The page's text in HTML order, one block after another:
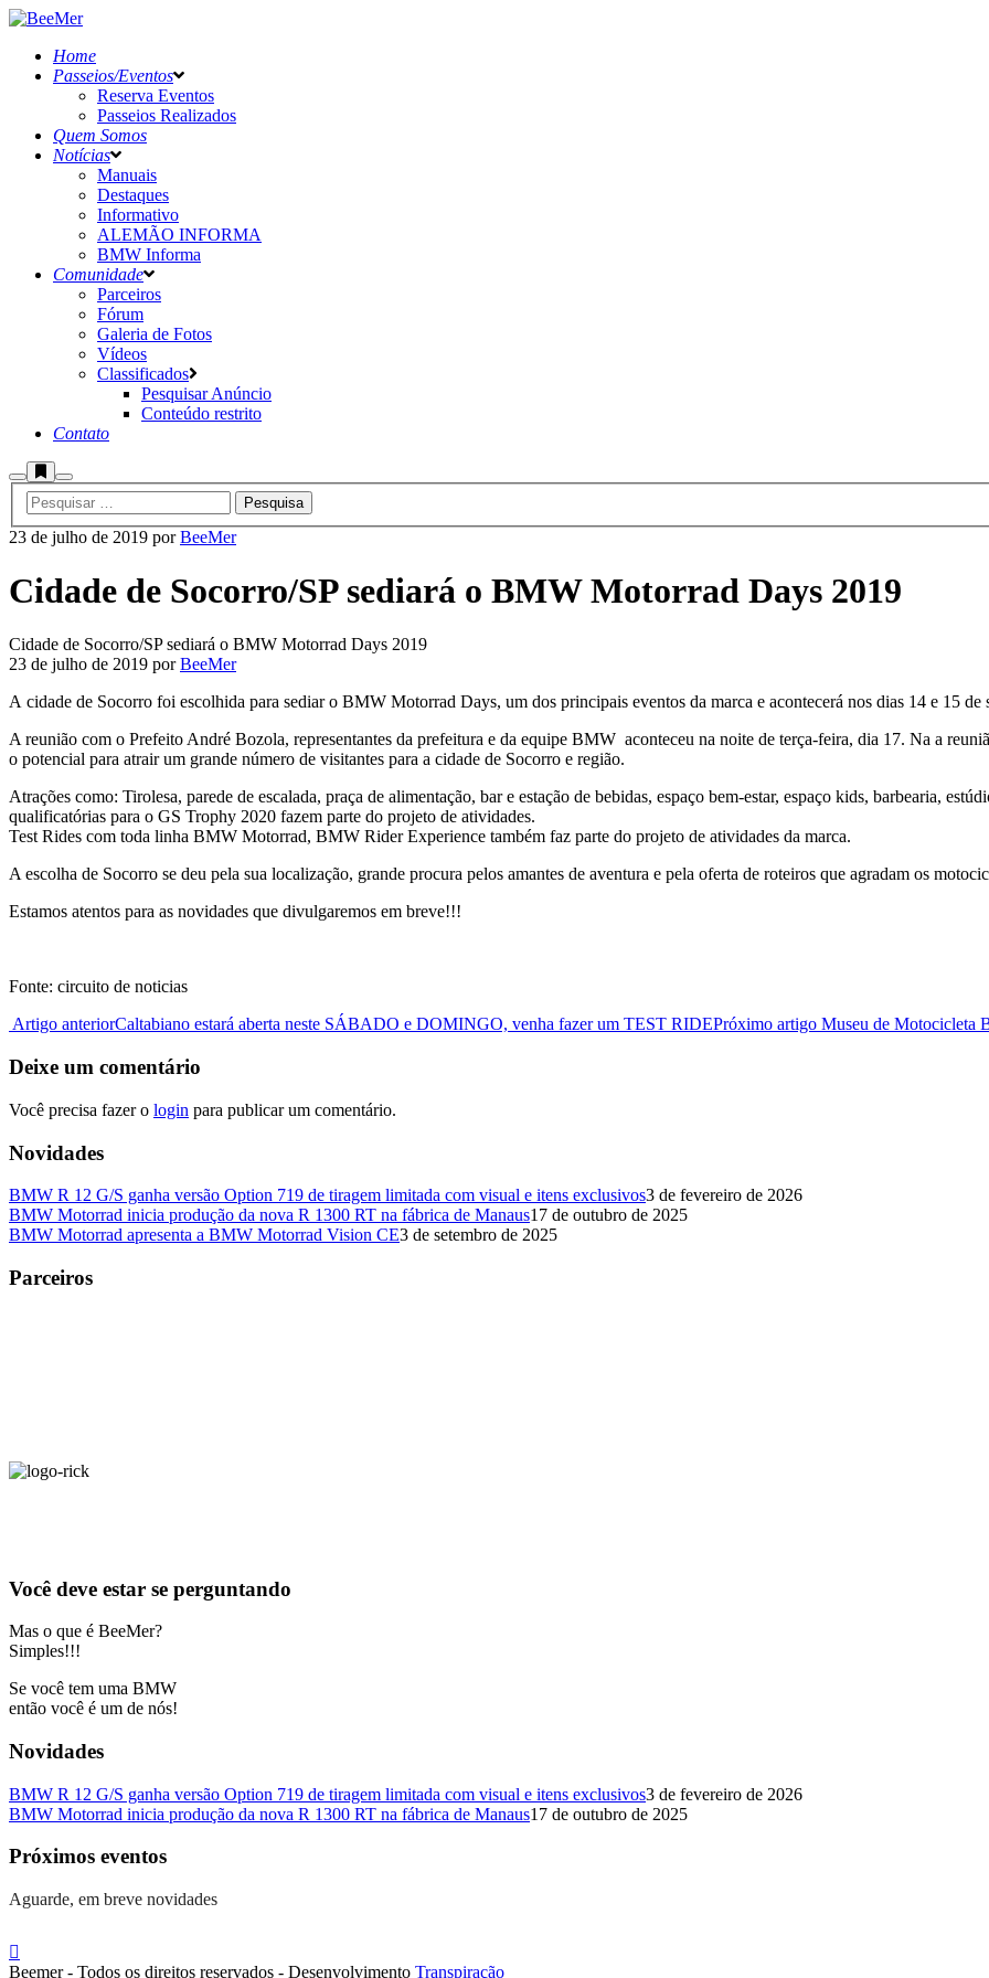
Home
Passeios/Eventos
Reserva Eventos
Passeios Realizados
Quem Somos
Notícias
Manuais
Destaques
Informativo
ALEMÃO INFORMA
BMW Informa
Comunidade
Parceiros
Fórum
Galeria de Fotos
Vídeos
Classificados
Pesquisar Anúncio
Conteúdo restrito
Contato
Pesquisa
Mais
informações
Menu
principal
23 de julho de 2019 porBeeMer
Cidade de Socorro/SP sediará o BMW Motorrad Days 2019
Cidade de Socorro/SP sediará o BMW Motorrad Days 2019
23 de julho de 2019 porBeeMer
A cidade de Socorro foi escolhida para sediar o BMW Motorrad Days, um dos principais eventos da marca e acontecerá nos dias 14 e 15
A reunião com o Prefeito André Bozola, representantes da prefeitura e da equipe BMW aconteceu na noite de terça-feira, dia 17. Na a
o potencial para atrair um grande número de visitantes para a cidade de Socorro e região.
Atrações como: Tirolesa, parede de escalada, praça de alimentação, bar e estação de bebidas, espaço bem-estar, espaço kids, barbearia,
qualificatórias para o GS Trophy 2020 fazem parte do projeto de atividades.
Test Rides com toda linha BMW Motorrad, BMW Rider Experience também faz parte do projeto de atividades da marca.
A escolha de Socorro se deu pela sua localização, grande procura pelos amantes de aventura e pela oferta de roteiros que agradam os
Estamos atentos para as novidades que divulgaremos em breve!!!
Fonte: circuito de noticias
Artigo anteriorCaltabiano estará aberta neste SÁBADO e DOMINGO, venha fazer um TEST RIDEPróximo artigo Museu de Motocicleta
Deixe um comentário
Você precisa fazer o login para publicar um comentário.
Novidades
BMW R 12 G/S ganha versão Option 719 de tiragem limitada com visual e itens exclusivos3 de fevereiro de 2026
BMW Motorrad inicia produção da nova R 1300 RT na fábrica de Manaus17 de outubro de 2025
BMW Motorrad apresenta a BMW Motorrad Vision CE3 de setembro de 2025
Parceiros
Você deve estar se perguntando
Mas o que é BeeMer?
Simples!!!
Se você tem uma BMW
então você é um de nós!
Novidades
BMW R 12 G/S ganha versão Option 719 de tiragem limitada com visual e itens exclusivos3 de fevereiro de 2026
BMW Motorrad inicia produção da nova R 1300 RT na fábrica de Manaus17 de outubro de 2025
Próximos eventos
Aguarde, em breve novidades
Beemer - Todos os direitos reservados - Desenvolvimento Transpiração